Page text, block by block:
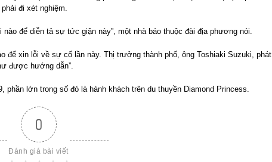
đi xét nghiệm.
để diễn tả sự tức giận này”, một nhà báo thuộc đài địa phương nói.
để xin lỗi về sự cố lần này. Thị trưởng thành phố, ông Toshiaki Suzuki, phát
được hướng dẫn”.
phần lớn trong số đó là hành khách trên du thuyền Diamond Princess.
0
Đánh giá bài viết